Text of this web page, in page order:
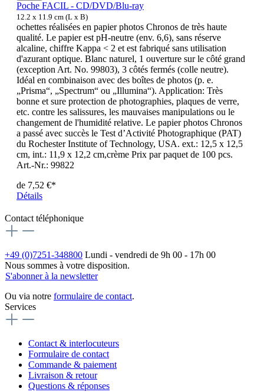
Poche FACIL - CD/DVD/Blu-ray
12.2 x 11.9 cm (L x B)
ochettes réalisées en papier photos Chronos de très haute
qualité. Le papier est pH-neutre (env. 6,6), sans réserve
alcaline, chiffre Kappa < 2 et est fabriqué sans utilisation
d'azurant optique. Blanc naturel, 1 ouverture sur le côté grand
(exception Art. No. 99803), 3 côtés fermés (colle neutre).
Idéal en combinaison avec des boîtes de photos (p. e.
„Prisma“, „Spectrum“ ou „Illumina“). Application: Très
bonne et sure protection de photographies, plaques de verre,
etc. contre les salissures, les mauvaises manipulations ou le
changement de l'humidité relative. Le papier photos Chronos
a passé avec succès le Test d’Activité Photographique (PAT)
du Rochester Institute of Technology, USA. ext.: 12,5 x 12,5
cm, int.: 11,9 x 12,2 cm,crème Prix par paquet de 100 pcs.
Art.-Nr.: 99822
de 7,52 €*
Détails
Contact téléphonique
+49 (0)7251-348800 Lundi - vendredi de 9h 00 - 17h 00
Nous sommes à votre disposition.
S'abonner à la newsletter
Ou via notre formulaire de contact.
Services
Contact & interlocuteurs
Formulaire de contact
Commande & paiement
Livraison & retour
Questions & réponses